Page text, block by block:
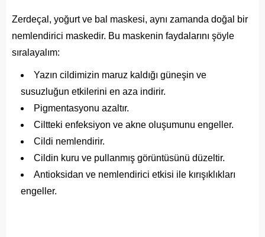
Zerdeçal, yoğurt ve bal maskesi, aynı zamanda doğal bir
nemlendirici maskedir. Bu maskenin faydalarını şöyle
sıralayalım:
Yazın cildimizin maruz kaldığı güneşin ve
susuzluğun etkilerini en aza indirir.
Pigmentasyonu azaltır.
Ciltteki enfeksiyon ve akne oluşumunu engeller.
Cildi nemlendirir.
Cildin kuru ve pullanmış görüntüsünü düzeltir.
Antioksidan ve nemlendirici etkisi ile kırışıklıkları
engeller.